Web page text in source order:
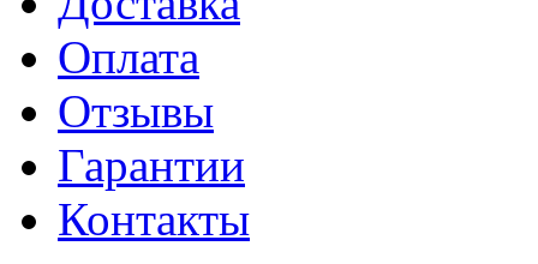
Оплата
Отзывы
Гарантии
Контакты